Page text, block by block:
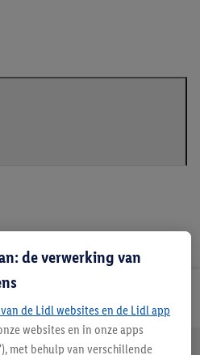
webshop klant
de verwerking van
de Lidl websites en de Lidl app
websites en in onze apps
met behulp van verschillende